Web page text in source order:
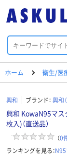
ホーム 衛生/医
興和 ブランド： 興和
興和 KowaN95マス
枚入)（直送品）
（0
ランキングを見る：